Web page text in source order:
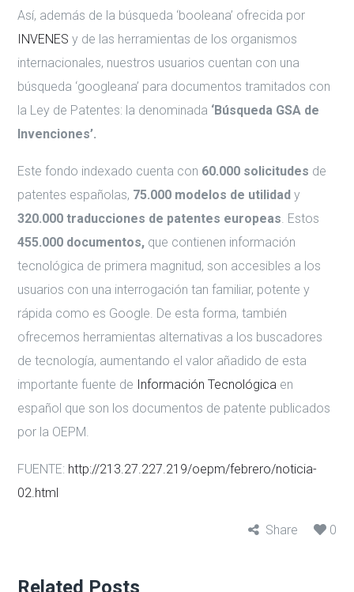
Así, además de la búsqueda ‘booleana’ ofrecida por
INVENES y de las herramientas de los organismos
internacionales, nuestros usuarios cuentan con una
búsqueda ‘googleana’ para documentos tramitados con
la Ley de Patentes: la denominada ‘Búsqueda GSA de
Invenciones’.
Este fondo indexado cuenta con 60.000 solicitudes de
patentes españolas, 75.000 modelos de utilidad y
320.000 traducciones de patentes europeas. Estos
455.000 documentos, que contienen información
tecnológica de primera magnitud, son accesibles a los
usuarios con una interrogación tan familiar, potente y
rápida como es Google. De esta forma, también
ofrecemos herramientas alternativas a los buscadores
de tecnología, aumentando el valor añadido de esta
importante fuente de Información Tecnológica en
español que son los documentos de patente publicados
por la OEPM.
FUENTE: http://213.27.227.219/oepm/febrero/noticia-
02.html
Share 0
Related Posts